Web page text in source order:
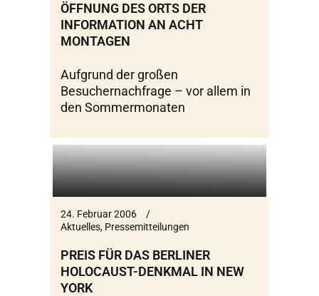
ÖFFNUNG DES ORTS DER
INFORMATION AN ACHT
MONTAGEN
Aufgrund der großen
Besuchernachfrage – vor allem in
den Sommermonaten
24. Februar 2006
Aktuelles, Pressemitteilungen
PREIS FÜR DAS BERLINER
HOLOCAUST-DENKMAL IN NEW
YORK